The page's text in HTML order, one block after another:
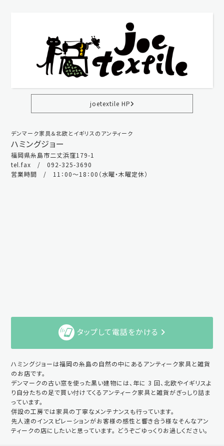
joetextile HP
デンマーク家具＆北欧とイギリスのアンティーク
ハミングジョー
福岡県糸島市二丈浜窪179-1
tel.fax / 092-325-3690
営業時間 / 11：00～18：00（水曜・木曜定休）
タップして電話をかける
ハミングジョーは福岡の糸島の自然の中にあるアンティーク家具と雑貨
のお店です。
デンマークの古い窓を使った黒い建物には、年に 3 回、北欧やイギリスよ
り自分たちの足で買い付けてくるアンティーク家具と雑貨がぎっしり詰ま
っています。
併設の工房では家具の丁寧なメンテナンスも行っています。
先人達のインスピレーションがお客様の感性と響き合う様なそんなアン
ティークの店にしたいと思っています。 どうぞごゆっくりお過しください。